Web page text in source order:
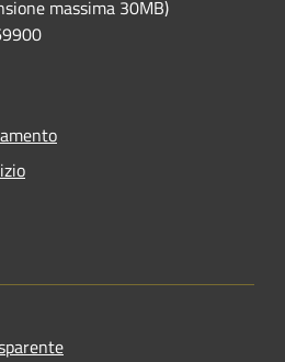
massima 30MB)